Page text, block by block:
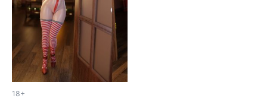
18+